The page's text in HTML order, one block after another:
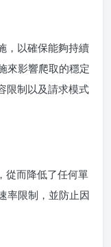
，以確保能夠持續
來影響爬取的穩定
限制以及請求模式
從而降低了任何單
率限制，並防止因